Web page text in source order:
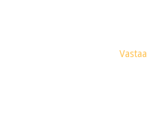
Vastaa